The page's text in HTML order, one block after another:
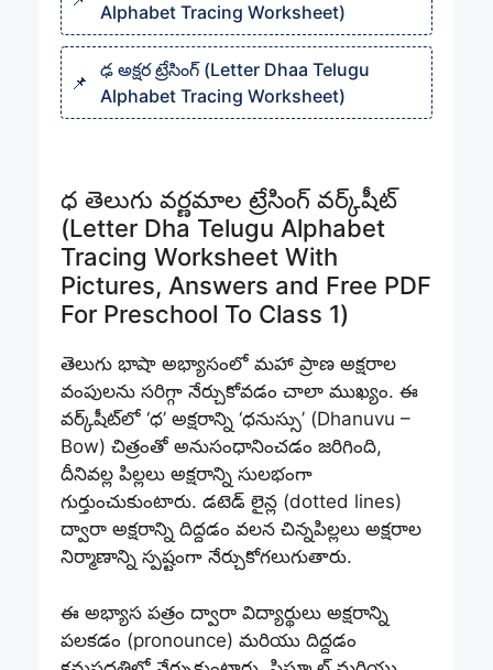
Alphabet Tracing Worksheet)
ఢ అక్షర ట్రేసింగ్ (Letter Dhaa Telugu
Alphabet Tracing Worksheet)
ధ తెలుగు వర్ణమాల ట్రేసింగ్ వర్క్‌షీట్
(Letter Dha Telugu Alphabet
Tracing Worksheet With
Pictures, Answers and Free PDF
For Preschool To Class 1)
తెలుగు భాషా అభ్యాసంలో మహా ప్రాణ అక్షరాల
వంపులను సరిగ్గా నేర్చుకోవడం చాలా ముఖ్యం. ఈ
వర్క్‌షీట్‌లో ‘ధ’ అక్షరాన్ని ‘ధనుస్సు’ (Dhanuvu –
Bow) చిత్రంతో అనుసంధానించడం జరిగింది,
దీనివల్ల పిల్లలు అక్షరాన్ని సులభంగా
గుర్తుంచుకుంటారు. డటెడ్ లైన్ల (dotted lines)
ద్వారా అక్షరాన్ని దిద్దడం వలన చిన్నపిల్లలు అక్షరాల
నిర్మాణాన్ని స్పష్టంగా నేర్చుకోగలుగుతారు.
ఈ అభ్యాస పత్రం ద్వారా విద్యార్థులు అక్షరాన్ని
పలకడం (pronounce) మరియు దిద్దడం